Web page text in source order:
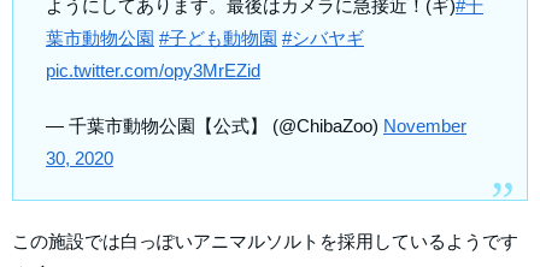
ようにしてあります。最後はカメラに急接近！(ギ)#千
葉市動物公園 #子ども動物園 #シバヤギ
pic.twitter.com/opy3MrEZid
— 千葉市動物公園【公式】 (@ChibaZoo) November
30, 2020
この施設では白っぽいアニマルソルトを採用しているようです